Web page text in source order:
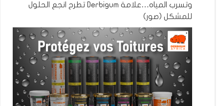
وتسرب المياه…علامة Derbigum تطرح انجع الحلول
للمشكل (صور)